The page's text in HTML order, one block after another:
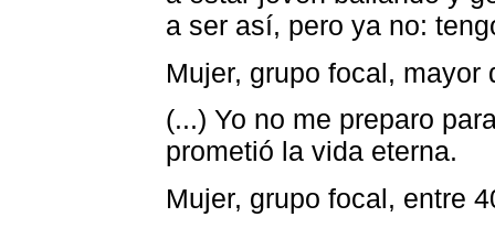
a ser así, pero ya no:
Mujer, grupo focal, mayor
(...) Yo no me preparo
prometió la vida eterna.
Mujer, grupo focal, entre